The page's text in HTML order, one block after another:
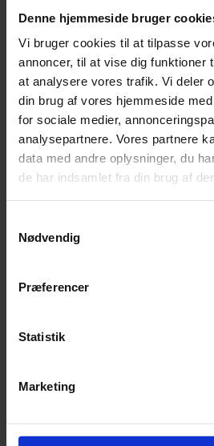
Denne hjemmeside bruger
Vi bruger cookies til at tilpasse
annoncer, til at vise dig funktioner
at analysere vores trafik. Vi deler
din brug af vores hjemmeside
for sociale medier,
analysepartnere. Vores partnere
data med andre oplysninger, du
de har indsamlet fra din brug af
Nødvendig
Præferencer
Statistik
Marketing
ind. Du får en sparringspartner
udvalgt til dine behov.
den rigtige model for
indebærerhåndtering af løn,
ekstra hænder til
travle perioder, som når du skal
Vores løsning kan nemt
integrationsmuligheder som fx
længere periode kan tilbyde
fungere som CFO eller en
og hurtigt tilknyttet de
løsningen til din
strømline dine arbejdsgange
bedre rapportering af
indsigt i forretningen, så vi